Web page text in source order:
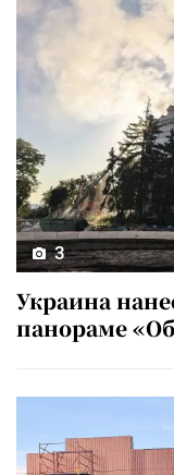
3
Украина
панораме